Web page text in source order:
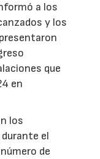
a los
y los
que
en
los
el
de